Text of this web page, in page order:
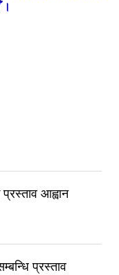
।
आह्वान
प्रस्ताव